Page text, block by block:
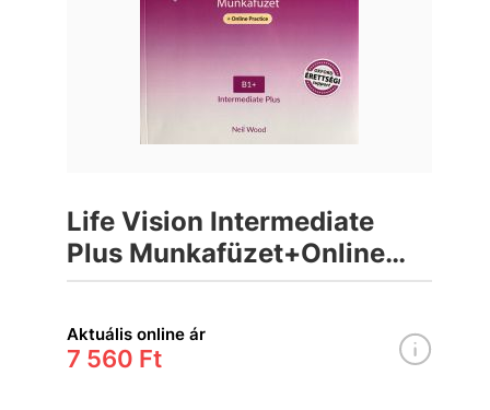
Life Vision Intermediate
Plus Munkafüzet+Online
Practice
Aktuális online ár
7 560 Ft